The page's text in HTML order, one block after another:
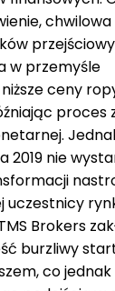
w przemyśle
ceny
proces
2019 nie
uczestnicy
Brokers
burzliwy
co jednak